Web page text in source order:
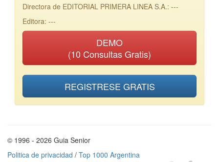
Directora de EDITORIAL PRIMERA LINEA S.A.: ---
Editora: ---
DEMO
(10 Consultas Gratis)
REGISTRESE GRATIS
© 1996 - 2026 Guia Senior
Politica de privacidad / Top 1000 Argentina